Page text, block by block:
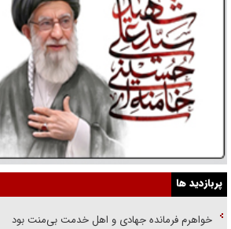
پربازدید ها
خواهرم فرمانده جهادی و اهل خدمت بی‌منت بود